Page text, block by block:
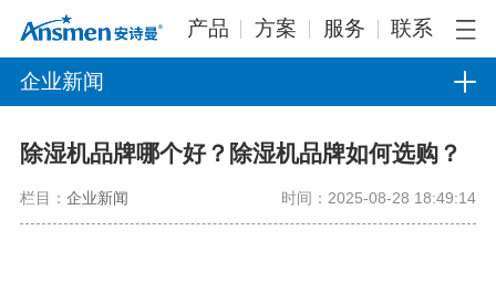
产品 方案 服务 联系
企业新闻
除湿机品牌哪个好？除湿机品牌如何选购？
栏目： 企业新闻 时间：2025-08-28 18:49:14